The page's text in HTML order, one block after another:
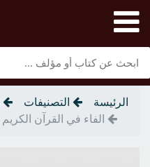
الرئيسة التصنيفات
الفاء في القرآن الكريم